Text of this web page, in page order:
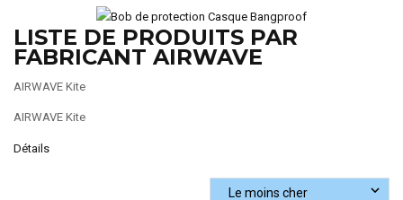
LISTE DE PRODUITS PAR
FABRICANT AIRWAVE
AIRWAVE Kite
AIRWAVE Kite
Détails